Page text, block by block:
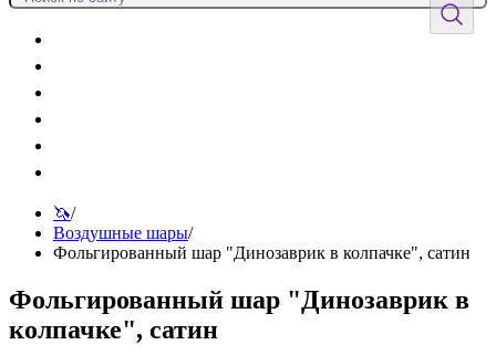
🦄/
Воздушные шары/
Фольгированный шар "Динозаврик в колпачке", сатин
Фольгированный шар "Динозаврик в
колпачке", сатин